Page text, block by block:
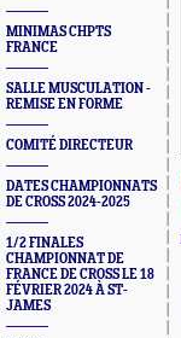
MINIMAS CHPTS
FRANCE
SALLE MUSCULATION -
REMISE EN FORME
COMITÉ DIRECTEUR
DATES CHAMPIONNATS
DE CROSS 2024-2025
1/2 FINALES
CHAMPIONNAT DE
FRANCE DE CROSS LE 18
FÉVRIER 2024 À ST-
JAMES